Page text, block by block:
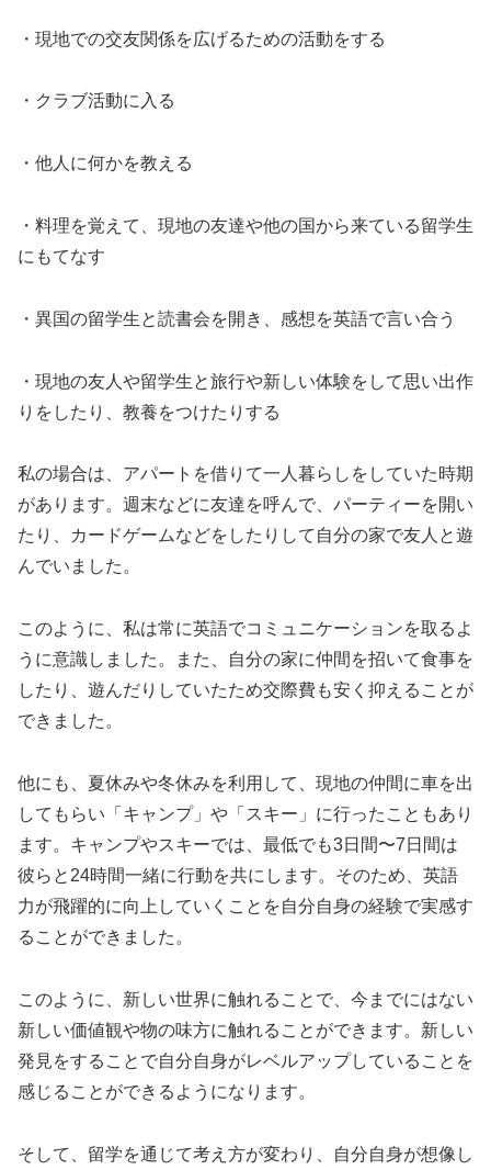
・現地での交友関係を広げるための活動をする
・クラブ活動に入る
・他人に何かを教える
・料理を覚えて、現地の友達や他の国から来ている留学生
にもてなす
・異国の留学生と読書会を開き、感想を英語で言い合う
・現地の友人や留学生と旅行や新しい体験をして思い出作
りをしたり、教養をつけたりする
私の場合は、アパートを借りて一人暮らしをしていた時期
があります。週末などに友達を呼んで、パーティーを開い
たり、カードゲームなどをしたりして自分の家で友人と遊
んでいました。
このように、私は常に英語でコミュニケーションを取るよ
うに意識しました。また、自分の家に仲間を招いて食事を
したり、遊んだりしていたため交際費も安く抑えることが
できました。
他にも、夏休みや冬休みを利用して、現地の仲間に車を出
してもらい「キャンプ」や「スキー」に行ったこともあり
ます。キャンプやスキーでは、最低でも3日間〜7日間は
彼らと24時間一緒に行動を共にします。そのため、英語
力が飛躍的に向上していくことを自分自身の経験で実感す
ることができました。
このように、新しい世界に触れることで、今までにはない
新しい価値観や物の味方に触れることができます。新しい
発見をすることで自分自身がレベルアップしていることを
感じることができるようになります。
そして、留学を通じて考え方が変わり、自分自身が想像し